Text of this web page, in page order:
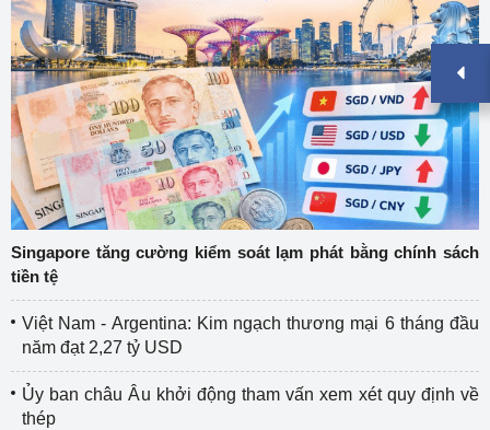
Singapore tăng cường kiểm soát lạm phát bằng chính sách
tiền tệ
Việt Nam - Argentina: Kim ngạch thương mại 6 tháng đầu
năm đạt 2,27 tỷ USD
Ủy ban châu Âu khởi động tham vấn xem xét quy định về
thép